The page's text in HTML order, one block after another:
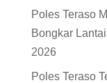
Poles Teraso
Bongkar
2026
Poles Teraso